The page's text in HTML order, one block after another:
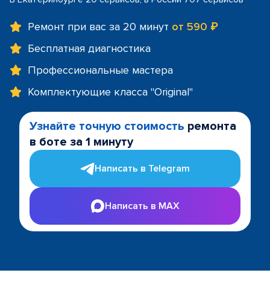
Ремонт при вас за 20 минут от 590 ₽
Бесплатная диагностика
Профессиональные мастера
Комплектующие класса "Original"
Узнайте точную стоимость ремонта
в боте за 1 минуту
Написать в Telegram
Написать в MAX